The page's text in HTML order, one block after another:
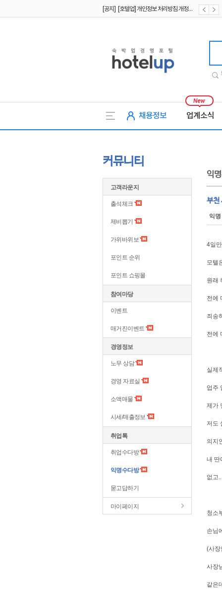
[공지] [호텔업] 유료서비스 이용약관 개정본2 (19.09.02)
채용정보 업계소식
커뮤니티
고객라운지
출석체크
제비뽑기
가위바위보
포인트 순위
포인트 쇼핑몰
참여마당
이벤트
매거진이벤트
경영정보
노무 상담
경영 자료실
소액매물
시세/매출정보
취업톡
취업수다방
익명수다방
묻고답하기
마이페이지
익
부천
익명
4일
모텔
원래
전에
죄송
전에
실제
업주
제가
저도
의지
내 딴
없고
청소
손님
(사장
사장
같은